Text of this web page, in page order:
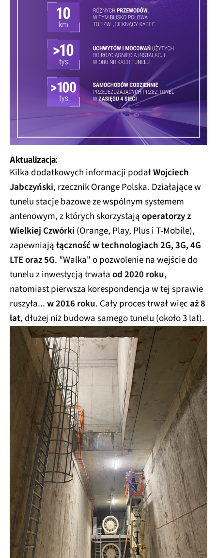
Aktualizacja:
Kilka dodatkowych informacji podałWojciech
Jabczyński, rzecznik Orange Polska. Działające w
tunelu stacje bazowe ze wspólnym systemem
antenowym, z których skorzystająoperatorzy z
Wielkiej Czwórki (Orange, Play, Plus i T-Mobile),
zapewniająłączność w technologiach 2G, 3G, 4G
LTE oraz 5G. "Walka" o pozwolenie na wejście do
tunelu z inwestycją trwałaod 2020 roku,
natomiast pierwsza korespondencja w tej sprawie
ruszyła...w 2016 roku. Cały proces trwał więcaż 8
lat, dłużej niż budowa samego tunelu (około 3 lat).